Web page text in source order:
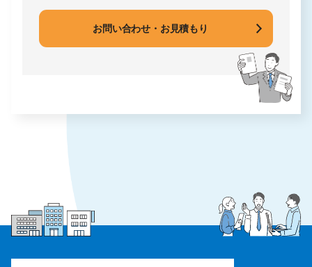
お問い合わせ・お見積もり